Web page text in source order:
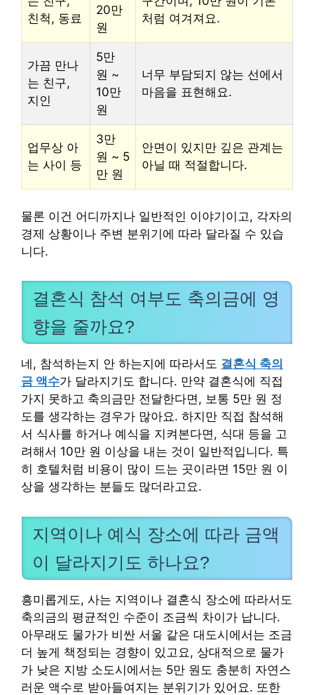
친척, 동료
20만
원
처럼 여겨져요.
가끔 만나
는 친구,
지인
5만
원 ~
10만
원
너무 부담되지 않는 선에서
마음을 표현해요.
업무상 아
는 사이 등
3만
원 ~ 5
만 원
안면이 있지만 깊은 관계는
아닐 때 적절합니다.
물론 이건 어디까지나 일반적인 이야기이고, 각자의
경제 상황이나 주변 분위기에 따라 달라질 수 있습
니다.
결혼식 참석 여부도 축의금에 영
향을 줄까요?
네, 참석하는지 안 하는지에 따라서도 결혼식 축의
금 액수가 달라지기도 합니다. 만약 결혼식에 직접
가지 못하고 축의금만 전달한다면, 보통 5만 원 정
도를 생각하는 경우가 많아요. 하지만 직접 참석해
서 식사를 하거나 예식을 지켜본다면, 식대 등을 고
려해서 10만 원 이상을 내는 것이 일반적입니다. 특
히 호텔처럼 비용이 많이 드는 곳이라면 15만 원 이
상을 생각하는 분들도 많더라고요.
지역이나 예식 장소에 따라 금액
이 달라지기도 하나요?
흥미롭게도, 사는 지역이나 결혼식 장소에 따라서도
축의금의 평균적인 수준이 조금씩 차이가 납니다.
아무래도 물가가 비싼 서울 같은 대도시에서는 조금
더 높게 책정되는 경향이 있고요, 상대적으로 물가
가 낮은 지방 소도시에서는 5만 원도 충분히 자연스
러운 액수로 받아들여지는 분위기가 있어요. 또한